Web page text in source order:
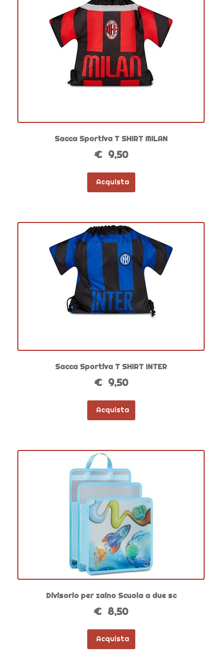
Sacca Sportiva T SHIRT MILAN
€ 9,50
Acquista
Sacca Sportiva T SHIRT INTER
€ 9,50
Acquista
Divisorio per zaino Scuola a due sc
€ 8,50
Acquista